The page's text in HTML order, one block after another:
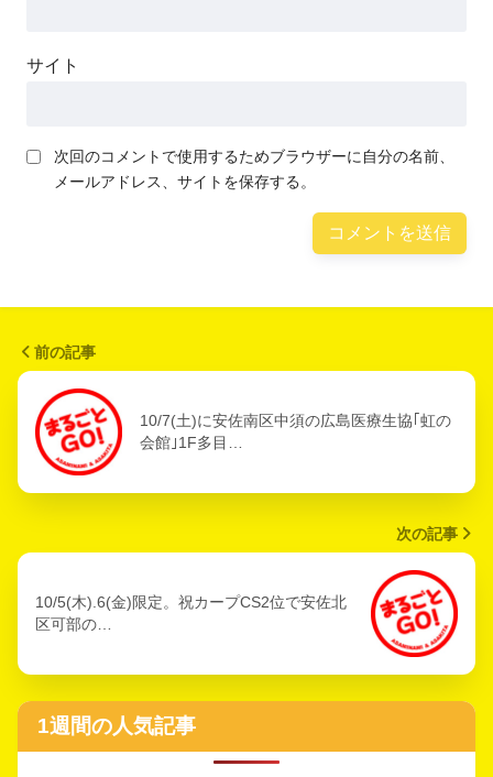
サイト
次回のコメントで使用するためブラウザーに自分の名前、
メールアドレス、サイトを保存する。
前の記事
10/7(土)に安佐南区中須の広島医療生協｢虹の
会館｣1F多目…
次の記事
10/5(木).6(金)限定。祝カープCS2位で安佐北
区可部の…
1週間の人気記事